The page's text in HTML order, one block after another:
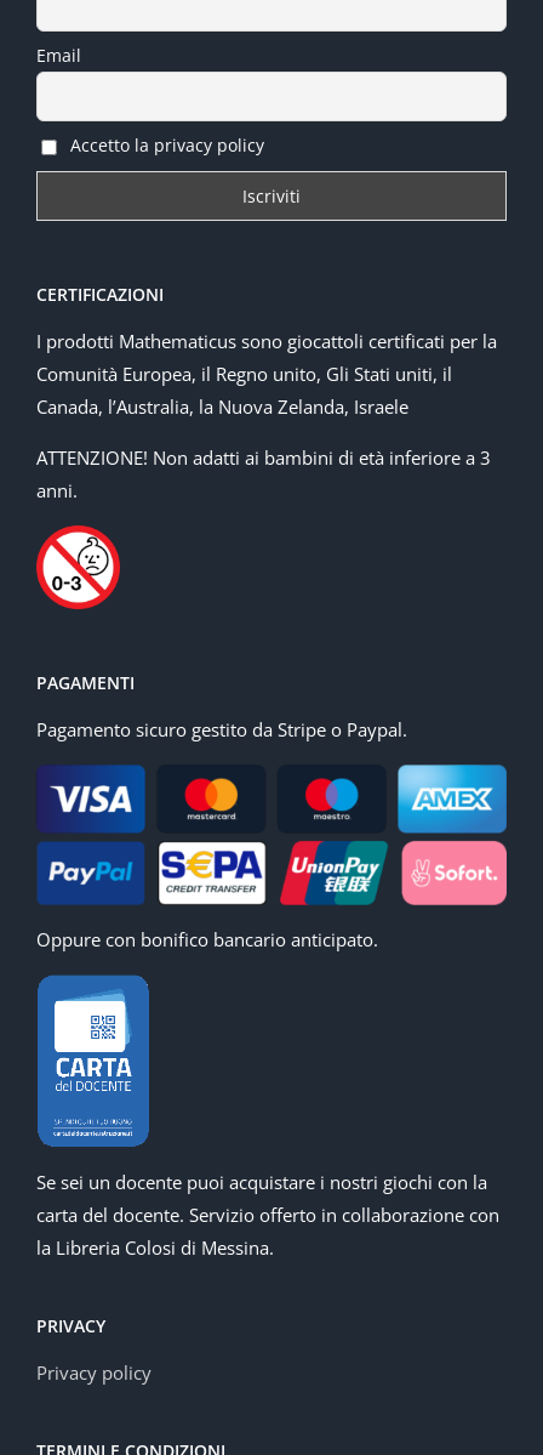
Email
Accetto la privacy policy
CERTIFICAZIONI
I prodotti Mathematicus sono giocattoli certificati per la
Comunità Europea, il Regno unito, Gli Stati uniti, il
Canada, l’Australia, la Nuova Zelanda, Israele
ATTENZIONE! Non adatti ai bambini di età inferiore a 3
anni.
PAGAMENTI
Pagamento sicuro gestito da Stripe o Paypal.
Oppure con bonifico bancario anticipato.
Se sei un docente puoi acquistare i nostri giochi con la
carta del docente. Servizio offerto in collaborazione con
la Libreria Colosi di Messina.
PRIVACY
Privacy policy